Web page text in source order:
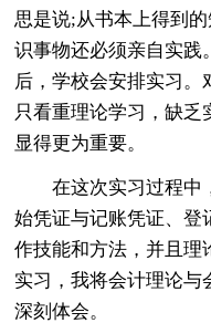
思是说;从书本上得到
识事物还必须亲自实践
后，学校会安排实习
只看重理论学习，缺
显得更为重要。
在这次实习过程中
始凭证与记账凭证、登
作技能和方法，并且理
实习，我将会计理论与
深刻体会。